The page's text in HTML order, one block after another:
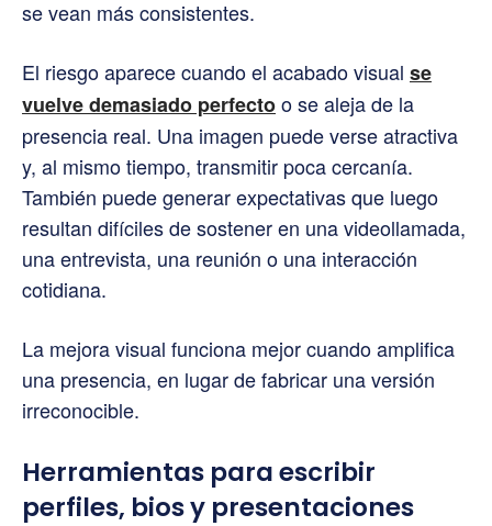
se vean más consistentes.
El riesgo aparece cuando el acabado visual se
vuelve demasiado perfectoo se aleja de la
presencia real. Una imagen puede verse atractiva
y, al mismo tiempo, transmitir poca cercanía.
También puede generar expectativas que luego
resultan difíciles de sostener en una videollamada,
una entrevista, una reunión o una interacción
cotidiana.
La mejora visual funciona mejor cuando amplifica
una presencia, en lugar de fabricar una versión
irreconocible.
Herramientas para escribir
perfiles, bios y presentaciones